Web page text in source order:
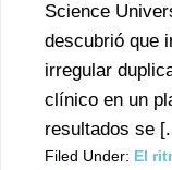
Science
descubrió que
irregular
clínico en un
resultados se
Filed Under: El